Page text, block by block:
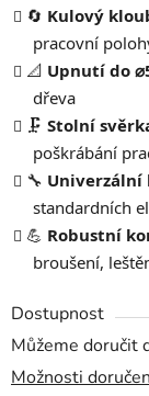
🔄 Kulový
pracovní
📐 Upnutí do
dřeva
🗜️ Stolní
poškrábání
🔧
standardních
💪 Robustní
broušení,
Dostupnost
Můžeme doručit
Možnosti